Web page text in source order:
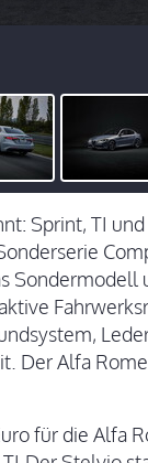
Sprint, TI
Sondermodell
Der Alfa
für die Alfa